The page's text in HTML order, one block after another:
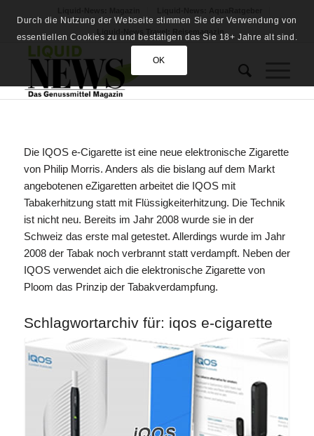
Die IQOS e-Cigarette ist eine neue elektronische Zigarette
von Philip Morris. Anders als die bislang auf dem Markt
angebotenen eZigaretten arbeitet die IQOS mit
Tabakerhitzung statt mit Flüssigkeiterhitzung. Die Technik
ist nicht neu. Bereits im Jahr 2008 wurde sie in der
Schweiz das erste mal getestet. Allerdings wurde im Jahr
2008 der Tabak noch verbrannt statt verdampft. Neben der
IQOS verwendet aich die elektronische Zigarette von
Ploom das Prinzip der Tabakverdampfung.
Schlagwortarchiv für: iqos e-cigarette
Durch die Nutzung der Webseite stimmen Sie der Verwendung von
essentiellen Cookies zu und bestätigen das Sie 18+ Jahre alt sind.
OK